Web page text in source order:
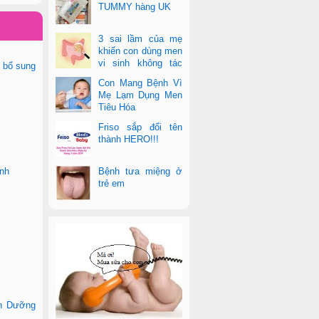
sung
Dưỡng
TUMMY hàng UK
3 sai lầm của mẹ
khiến con dùng men
vi sinh không tác
Con Mang Bệnh Vì
Mẹ Lạm Dụng Men
Tiêu Hóa
Friso sắp đổi tên
thành HERO!!!
Bệnh tưa miệng ở
trẻ em